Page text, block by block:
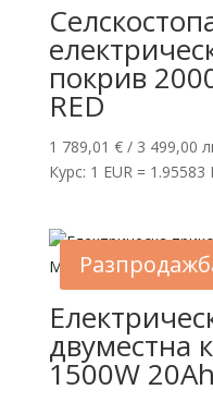
покрив
RED
1 789,01 €/ 3 499,00
Курс: 1 EUR = 1.95583
двуместна
1500W 20Ah